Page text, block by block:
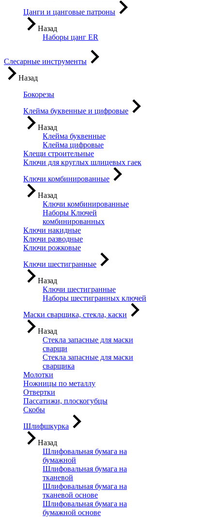
Цанги и цанговые патроны
Назад
Наборы цанг ER
Слесарные инструменты
Назад
Бокорезы
Клейма буквенные и цифровые
Назад
Клейма буквенные
Клейма цифровые
Клещи строительные
Ключи для круглых шлицевых гаек
Ключи комбинированные
Назад
Ключи комбинированные
Наборы Ключей
комбинированных
Ключи накидные
Ключи разводные
Ключи рожковые
Ключи шестигранные
Назад
Ключи шестигранные
Наборы шестигранных ключей
Маски сварщика, стекла, каски
Назад
Стекла запасные для маски
сварщи
Стекла запасные для маски
сварщика
Молотки
Ножницы по металлу
Отвертки
Пассатижи, плоскогубцы
Скобы
Шлифшкурка
Назад
Шлифовальная бумага на
бумажной
Шлифовальная бумага на
тканевой
Шлифовальная бумага на
тканевой основе
Шлифовальная бумага на
бумажной основе